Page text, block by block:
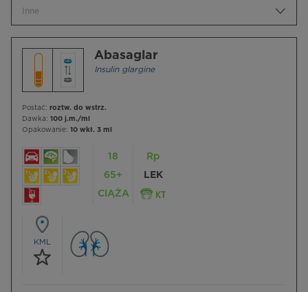
Inne
Abasaglar
Insulin glargine
Postać: roztw. do wstrz.
Dawka: 100 j.m./ml
Opakowanie: 10 wkł. 3 ml
18
65+
CIĄŻA
Rp
LEK
KML